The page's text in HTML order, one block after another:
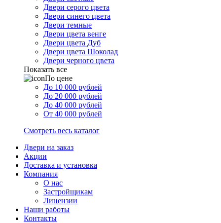
Двери серого цвета
Двери синего цвета
Двери темные
Двери цвета венге
Двери цвета Дуб
Двери цвета Шоколад
Двери черного цвета
Показать все
По цене
До 10 000 рублей
До 20 000 рублей
До 40 000 рублей
От 40 000 рублей
Смотреть весь каталог
Двери на заказ
Акции
Доставка и установка
Компания
О нас
Застройщикам
Лицензии
Наши работы
Контакты